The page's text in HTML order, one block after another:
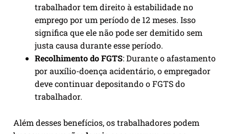
trabalhador tem direito à estabilidade no
emprego por um período de 12 meses. Isso
significa que ele não pode ser demitido sem
justa causa durante esse período.
Recolhimento do FGTS: Durante o afastamento
por auxílio-doença acidentário, o empregador
deve continuar depositando o FGTS do
trabalhador.
Além desses benefícios, os trabalhadores podem